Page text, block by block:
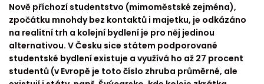
Nově příchozí studentstvo (mimoměstské zejména),
zpočátku mnohdy bez kontaktů i majetku, je odkázáno
na realitní trh a kolejní bydlení je pro něj jedinou
alternativou. V Česku sice státem podporované
studentské bydlení existuje a využívá ho až 27 procent
studentů (v Evropě je toto číslo zhruba průměrné, ale